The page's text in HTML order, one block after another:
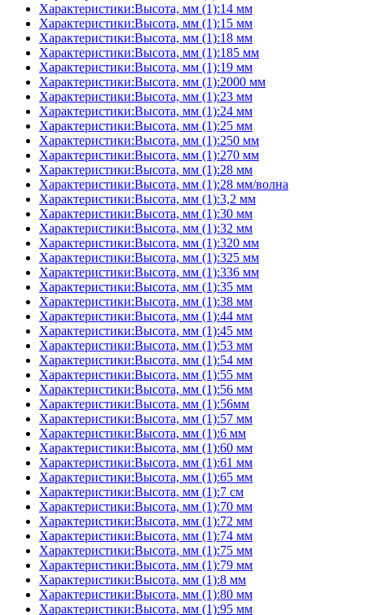
Характеристики:Высота, мм (1):14 мм
Характеристики:Высота, мм (1):15 мм
Характеристики:Высота, мм (1):18 мм
Характеристики:Высота, мм (1):185 мм
Характеристики:Высота, мм (1):19 мм
Характеристики:Высота, мм (1):2000 мм
Характеристики:Высота, мм (1):23 мм
Характеристики:Высота, мм (1):24 мм
Характеристики:Высота, мм (1):25 мм
Характеристики:Высота, мм (1):250 мм
Характеристики:Высота, мм (1):270 мм
Характеристики:Высота, мм (1):28 мм
Характеристики:Высота, мм (1):28 мм/волна
Характеристики:Высота, мм (1):3,2 мм
Характеристики:Высота, мм (1):30 мм
Характеристики:Высота, мм (1):32 мм
Характеристики:Высота, мм (1):320 мм
Характеристики:Высота, мм (1):325 мм
Характеристики:Высота, мм (1):336 мм
Характеристики:Высота, мм (1):35 мм
Характеристики:Высота, мм (1):38 мм
Характеристики:Высота, мм (1):44 мм
Характеристики:Высота, мм (1):45 мм
Характеристики:Высота, мм (1):53 мм
Характеристики:Высота, мм (1):54 мм
Характеристики:Высота, мм (1):55 мм
Характеристики:Высота, мм (1):56 мм
Характеристики:Высота, мм (1):56мм
Характеристики:Высота, мм (1):57 мм
Характеристики:Высота, мм (1):6 мм
Характеристики:Высота, мм (1):60 мм
Характеристики:Высота, мм (1):61 мм
Характеристики:Высота, мм (1):65 мм
Характеристики:Высота, мм (1):7 см
Характеристики:Высота, мм (1):70 мм
Характеристики:Высота, мм (1):72 мм
Характеристики:Высота, мм (1):74 мм
Характеристики:Высота, мм (1):75 мм
Характеристики:Высота, мм (1):79 мм
Характеристики:Высота, мм (1):8 мм
Характеристики:Высота, мм (1):80 мм
Характеристики:Высота, мм (1):95 мм